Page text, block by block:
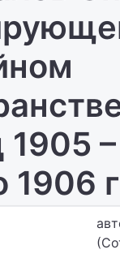
1905 –
1906